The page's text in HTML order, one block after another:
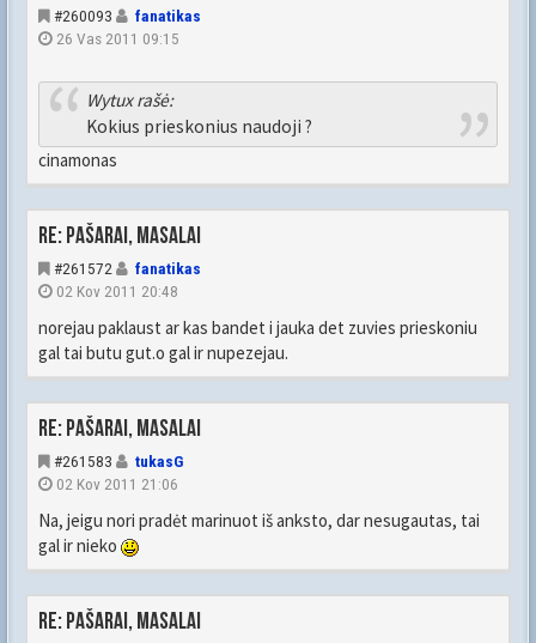
#260093
fanatikas
26 Vas 2011 09:15
Wytux rašė:
Kokius prieskonius naudoji ?
cinamonas
Re: Pašarai, masalai
#261572
fanatikas
02 Kov 2011 20:48
norejau paklaust ar kas bandet i jauka det zuvies prieskoniu
gal tai butu gut.o gal ir nupezejau.
Re: Pašarai, masalai
#261583
tukasG
02 Kov 2011 21:06
Na, jeigu nori pradėt marinuot iš anksto, dar nesugautas, tai
gal ir nieko
Re: Pašarai, masalai